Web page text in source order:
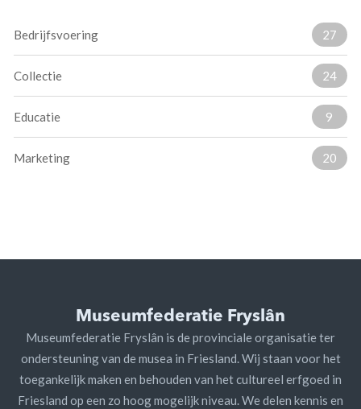
Bedrijfsvoering 27
Collectie 24
Educatie 9
Marketing 20
Museumfederatie Fryslân
Museumfederatie Fryslân is de provinciale organisatie ter
ondersteuning van de musea in Friesland. Wij staan voor het
toegankelijk maken en behouden van het cultureel erfgoed in
Friesland op een zo hoog mogelijk niveau. We delen kennis en